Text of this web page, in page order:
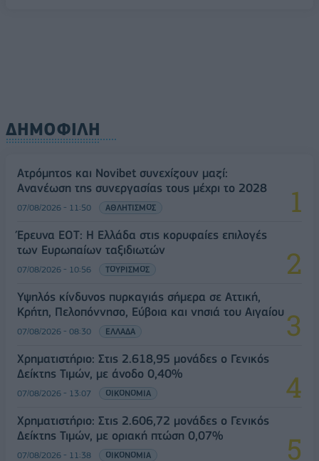
ΔΗΜΟΦΙΛΗ
Ατρόμητος και Novibet συνεχίζουν μαζί:
Ανανέωση της συνεργασίας τους μέχρι το 2028
07/08/2026 - 11:50 ΑΘΛΗΤΙΣΜΟΣ
Έρευνα ΕΟΤ: Η Ελλάδα στις κορυφαίες επιλογές
των Ευρωπαίων ταξιδιωτών
07/08/2026 - 10:56 ΤΟΥΡΙΣΜΟΣ
Υψηλός κίνδυνος πυρκαγιάς σήμερα σε Αττική,
Κρήτη, Πελοπόννησο, Εύβοια και νησιά του Αιγαίου
07/08/2026 - 08:30 ΕΛΛΑΔΑ
Χρηματιστήριο: Στις 2.618,95 μονάδες ο Γενικός
Δείκτης Τιμών, με άνοδο 0,40%
07/08/2026 - 13:07 ΟΙΚΟΝΟΜΙΑ
Χρηματιστήριο: Στις 2.606,72 μονάδες ο Γενικός
Δείκτης Τιμών, με οριακή πτώση 0,07%
07/08/2026 - 11:38 ΟΙΚΟΝΟΜΙΑ